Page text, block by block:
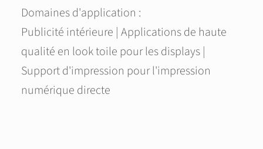
Domaines d'application :
Publicité intérieure | Applications de haute
qualité en look toile pour les displays |
Support d'impression pour l'impression
numérique directe